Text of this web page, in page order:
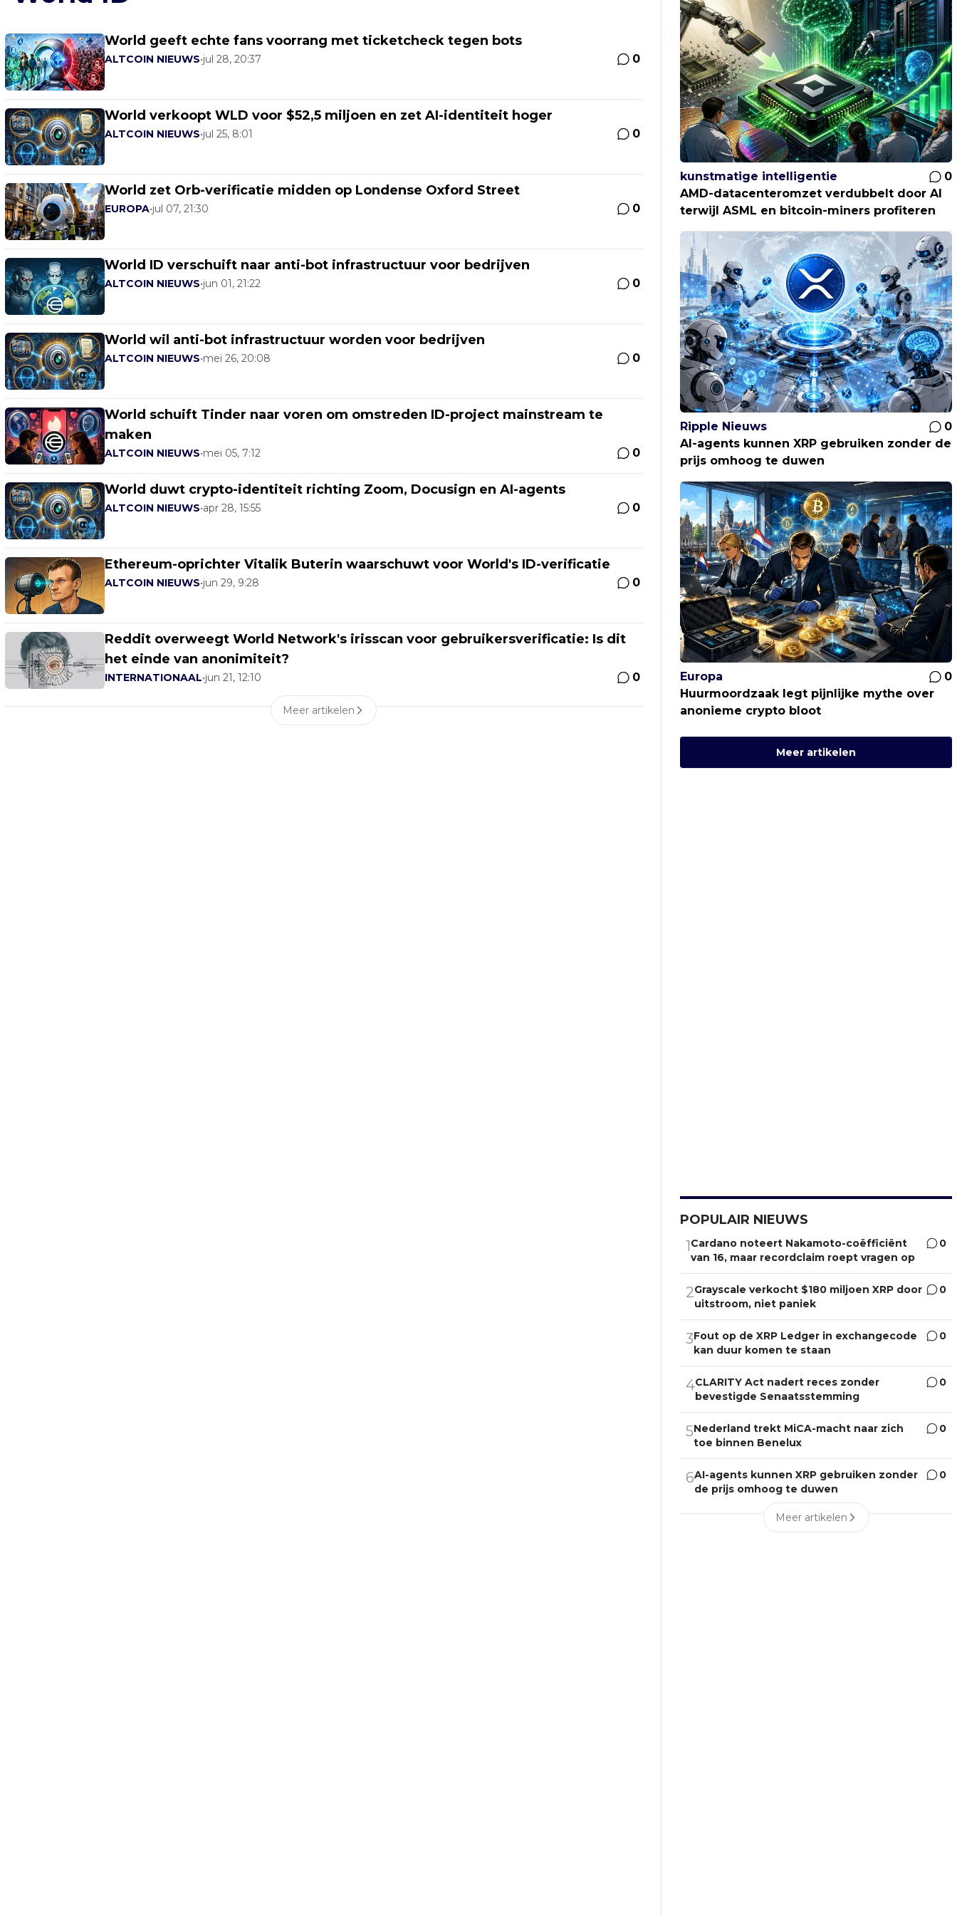
World geeft echte fans voorrang met ticketcheck tegen bots
ALTCOIN NIEUWS•jul 28, 20:37 0
World verkoopt WLD voor $52,5 miljoen en zet AI-identiteit hoger
ALTCOIN NIEUWS•jul 25, 8:01 0
World zet Orb-verificatie midden op Londense Oxford Street
EUROPA•jul 07, 21:30 0
World ID verschuift naar anti-bot infrastructuur voor bedrijven
ALTCOIN NIEUWS•jun 01, 21:22 0
World wil anti-bot infrastructuur worden voor bedrijven
ALTCOIN NIEUWS•mei 26, 20:08 0
World schuift Tinder naar voren om omstreden ID-project mainstream te
maken
ALTCOIN NIEUWS•mei 05, 7:12 0
World duwt crypto-identiteit richting Zoom, Docusign en AI-agents
ALTCOIN NIEUWS•apr 28, 15:55 0
Ethereum-oprichter Vitalik Buterin waarschuwt voor World's ID-verificatie
ALTCOIN NIEUWS•jun 29, 9:28 0
Reddit overweegt World Network's irisscan voor gebruikersverificatie: Is dit
het einde van anonimiteit?
INTERNATIONAAL•jun 21, 12:10 0
Meer artikelen
kunstmatige intelligentie
0
AMD-datacenteromzet verdubbelt door AI
terwijl ASML en bitcoin-miners profiteren
Ripple Nieuws
0
AI-agents kunnen XRP gebruiken zonder de
prijs omhoog te duwen
Europa
0
Huurmoordzaak legt pijnlijke mythe over
anonieme crypto bloot
Meer artikelen
POPULAIR NIEUWS
1Cardano noteert Nakamoto-coëfficiënt
van 16, maar recordclaim roept vragen op
0
2Grayscale verkocht $180 miljoen XRP door
uitstroom, niet paniek
0
3Fout op de XRP Ledger in exchangecode
kan duur komen te staan
0
4CLARITY Act nadert reces zonder
bevestigde Senaatsstemming
0
5Nederland trekt MiCA-macht naar zich
toe binnen Benelux
0
6AI-agents kunnen XRP gebruiken zonder
de prijs omhoog te duwen
0
Meer artikelen